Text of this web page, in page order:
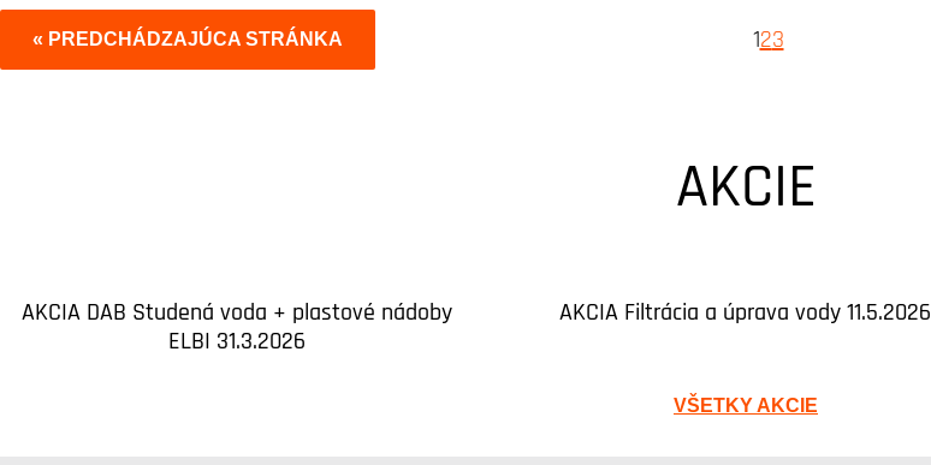
« PREDCHÁDZAJÚCA STRÁNKA 123
AKCIE
AKCIA DAB Studená voda + plastové nádoby
ELBI 31.3.2026
AKCIA Filtrácia a úprava vody 11.5.2026
VŠETKY AKCIE